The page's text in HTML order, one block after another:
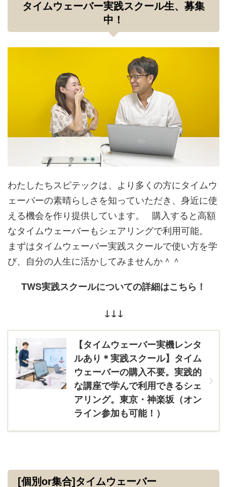
タイムウェーバー実践スクール生、募集
中！
わたしたちスピテックは、より多くの方にタイムウ
ェーバーの素晴らしさを知っていただき、身近に使
える機会を作り提供しています。 購入すると高額
なタイムウェーバーもシェアリングで利用可能。
まずはタイムウェーバー実践スクールで使い方を学
び、自分の人生に活かしてみませんか＾＾
TWS実践スクールについての詳細はこちら！
↓↓↓
【タイムウェーバー実機レンタ
ルあり＊実践スクール】タイム
ウェーバーの購入不要。実践的
な講座で学んで利用できるシェ
アリング。東京・神楽坂（オン
ライン参加も可能！）
[個別or集合]タイムウェーバー